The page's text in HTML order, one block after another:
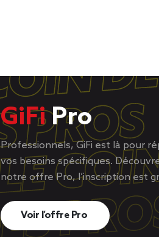
GiFiPro
Professionnels, GiFi est là pour
vos besoins spécifiques.
notre offre Pro, l’inscription est
Voir l’offre Pro